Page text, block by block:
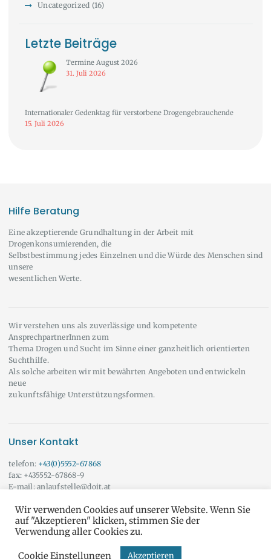
Uncategorized (16)
Letzte Beiträge
Termine August 2026
31. Juli 2026
Internationaler Gedenktag für verstorbene Drogengebrauchende
15. Juli 2026
Hilfe Beratung
Eine akzeptierende Grundhaltung in der Arbeit mit
Drogenkonsumierenden, die
Selbstbestimmung jedes Einzelnen und die Würde des Menschen sind
unsere
wesentlichen Werte.
Wir verstehen uns als zuverlässige und kompetente
AnsprechpartnerInnen zum
Thema Drogen und Sucht im Sinne einer ganzheitlich orientierten
Suchthilfe.
Als solche arbeiten wir mit bewährten Angeboten und entwickeln
neue
zukunftsfähige Unterstützungsformen.
Unser Kontakt
telefon: +43(0)5552-67868
fax: +435552-67868-9
E-mail: anlaufstelle@doit.at
Wir beraten Sie auch gerne außerhalb der angeführten Öffnungszeiten!
Vereinbaren Sie doch einfach einen Termin mit uns.Onlineberatung
Wir verwenden Cookies auf unserer Website. Wenn Sie
auf "Akzeptieren" klicken, stimmen Sie der
Verwendung aller Cookies zu.
Cookie Einstellungen Akzeptieren